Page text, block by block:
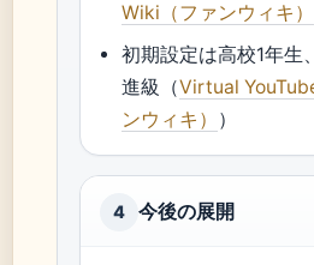
Wiki（ファンウィキ）
初期設定は高校1年生
進級（Virtual
ンウィキ） ）
4 今後の展開